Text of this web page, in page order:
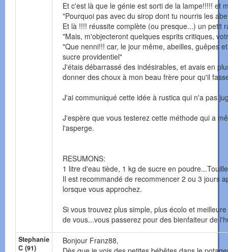
Et c'est là que le génie est sorti de la lampe!!!!! et
"Pourquoi pas avec du sirop dont tu nourris les
Et là !!!! réussite complète (ou presque...) un petit
"Mais, m'objecteront quelques esprits critiques,
"Que nenni!!! car, le jour même, abeilles, guêpes
sucre providentiel"
J'étais débarrassé des indésirables, et avais en
donner des choux à mon beau frère pour qu'il
J'ai communiqué cette idée à rustica qui n'a pas
J'espère que vous testerez cette méthode qui a
l'asperge.
RESUMONS:
1 litre d'eau tiède, 1 kg de sucre en
Il est recommandé de recommencer 2 ou 3 jours
lorsque vous approchez.
Si vous trouvez plus simple, plus écolo et
de vous...vous passerez pour des bienfaiteur de
Stephanie
C (91)
Bonjour Franz88,